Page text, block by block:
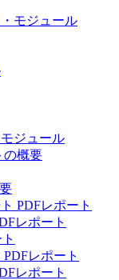
モジュール
ジュール
の概要
PDFレポート
レポート
レポート
レポート